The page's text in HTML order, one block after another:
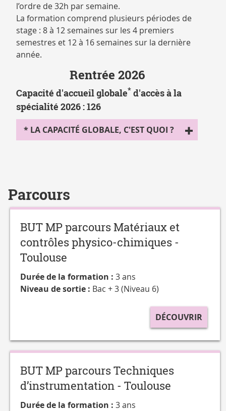
l’ordre de 32h par semaine.
La formation comprend plusieurs périodes de
stage : 8 à 12 semaines sur les 4 premiers
semestres et 12 à 16 semaines sur la dernière
année.
Rentrée 2026
Capacité d'accueil globale*d'accès à la
spécialité 2026 : 126
* LA CAPACITÉ GLOBALE, C'EST QUOI ?
Parcours
BUT MP parcours Matériaux et
contrôles physico-chimiques -
Toulouse
Durée de la formation :3 ans
Niveau de sortie : Bac + 3 (Niveau 6)
DÉCOUVRIR
BUT MP parcours Techniques
d’instrumentation - Toulouse
Durée de la formation :3 ans